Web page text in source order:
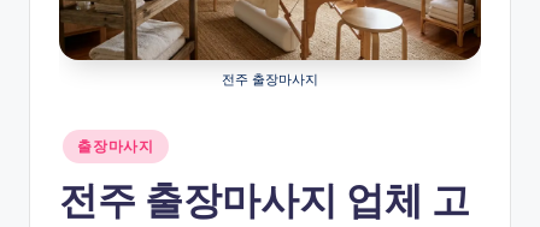
전주 출장마사지
Posted
in
출장마사지
전주 출장마사지 업체 고